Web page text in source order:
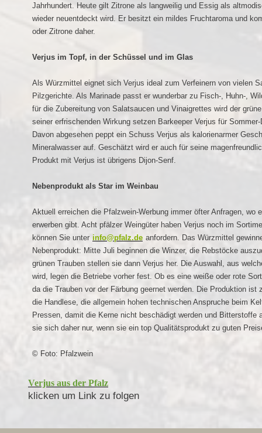
Jahrhundert. Heute gilt Zitrone als langweilig und Essig als
wieder neuentdeckt wird. Er besitzt ein mildes Fruchtaroma und
oder Zitrone daher.
Verjus im Topf, in der Schüssel und im Glas
Als Würzmittel eignet sich Verjus ideal zum Verfeinern von vielen
Pilzgerichte. Als Marinade passt er wunderbar zu Fisch-, Huhn-,
für die Zubereitung von Salatsaucen und Vinaigrettes wird der
seiner erfrischenden Wirkung setzen Barkeeper Verjus für
Davon abgesehen peppt ein Schuss Verjus als kalorienarmer
Mineralwasser auf. Geschätzt wird er auch für seine
Produkt mit Verjus ist übrigens Dijon-Senf.
Nebenprodukt als Star im Weinbau
Aktuell erreichen die Pfalzwein-Werbung immer öfter Anfragen, wo
erwerben gibt. Acht pfälzer Weingüter haben Verjus noch im
können Sie unter info@pfalz.de anfordern. Das Würzmittel
Nebenprodukt: Mitte Juli beginnen die Winzer, die Rebstöcke
grünen Trauben stellen sie dann Verjus her. Die Auswahl, aus
wird, legen die Betriebe vorher fest. Ob es eine weiße oder rote
da die Trauben vor der Färbung geernet werden. Die Produktion ist
die Handlese, die allgemein hohen technischen Anspruche beim
Pressen, damit die Kerne nicht beschädigt werden und Bitterstoffe
sie sich daher nur, wenn sie ein top Qualitätsprodukt zu guten
© Foto: Pfalzwein
Verjus aus der Pfalz
klicken um Link zu folgen